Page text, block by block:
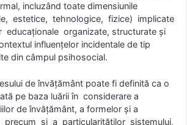
incluzând toate dimensiunile
estetice, tehnologice, fizice) implicate
educaţionale organizate, structurate şi
influenţelor incidentale de tip
din câmpul psihosocial.
de învăţământ poate fi definită ca o
pe baza luării în considerare a
de învăţământ, a formelor şi a
precum şi a particularităţilor sistemului,